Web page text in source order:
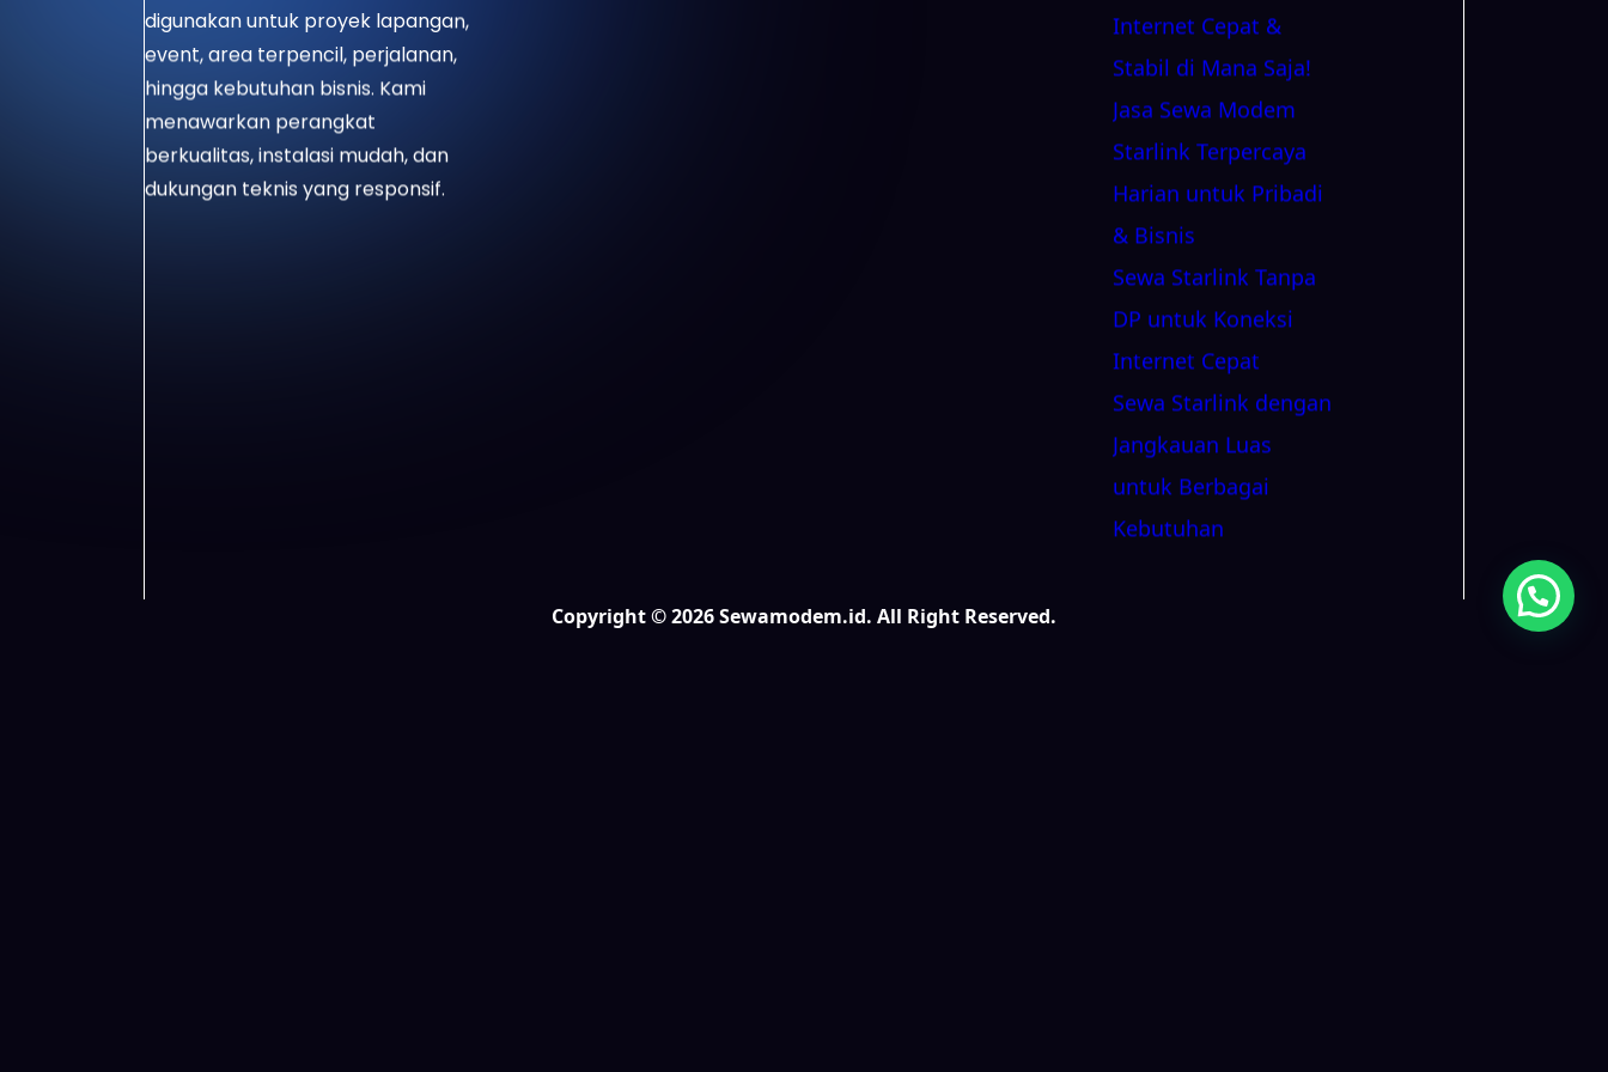
digunakan untuk proyek lapangan,
event, area terpencil, perjalanan,
hingga kebutuhan bisnis. Kami
menawarkan perangkat
berkualitas, instalasi mudah, dan
dukungan teknis yang responsif.
Internet Cepat &
Stabil di Mana Saja!
Jasa Sewa Modem
Starlink Terpercaya
Harian untuk Pribadi
& Bisnis
Sewa Starlink Tanpa
DP untuk Koneksi
Internet Cepat
Sewa Starlink dengan
Jangkauan Luas
untuk Berbagai
Kebutuhan
Copyright © 2026 Sewamodem.id. All Right Reserved.